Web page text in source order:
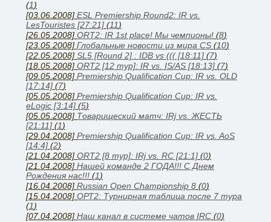
(1)
[03.06.2008] ESL Premiership Round2: IR vs.
LesTouristes [27:21] (11)
[26.05.2008] ORT2: IR 1st place! Мы чемпионы! (8)
[23.05.2008] Глобальные новости из мира CS (10)
[22.05.2008] SL5 [Round 2] : IDB vs ((( [18:11] (7)
[18.05.2008] ORT2 [12 тур]: IR vs. IS/AS [18:13] (7)
[09.05.2008] Premiership Qualification Cup: IR vs. OLD
[17:14] (7)
[05.05.2008] Premiership Qualification Cup: IR vs.
eLogic [3:14] (5)
[05.05.2008] Товарищеский матч: IRj vs. ЖЕСТЬ
[21:11] (1)
[29.04.2008] Premiership Qualification Cup: IR vs. AoS
[14:4] (2)
[21.04.2008] ORT2 [8 тур]: IRj vs. RC [21:1] (0)
[21.04.2008] Нашей команде 2 ГОДА!!! С Днем
Рождения нас!!! (1)
[16.04.2008] Russian Open Championship 8 (0)
[15.04.2008] ОРТ2: Турнирная таблица после 7 тура
(1)
[07.04.2008] Наш канал в системе чатов IRC (0)